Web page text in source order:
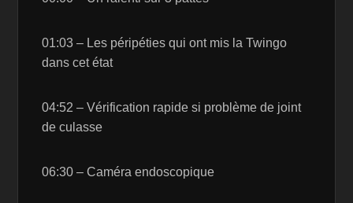
01:03 – Les péripéties qui ont mis la Twingo
dans cet état
04:52 – Vérification rapide si problème de joint
de culasse
06:30 – Caméra endoscopique